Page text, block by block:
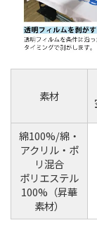
素材
綿100%/綿・
アクリル・ポ
リ混合
ポリエステル
100%（昇華
素材）